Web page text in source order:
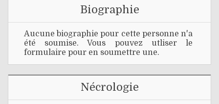
Biographie
Aucune biographie pour cette personne n'a
été soumise. Vous pouvez utliser le
formulaire pour en soumettre une.
Nécrologie